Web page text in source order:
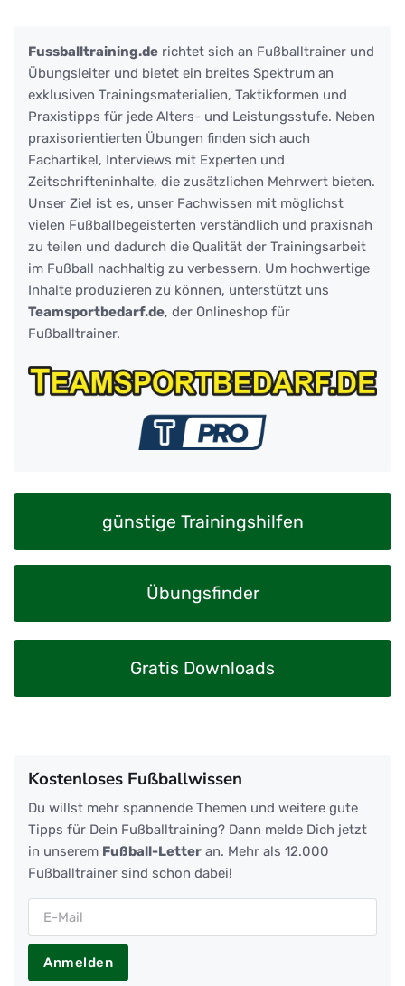
Fussballtraining.de richtet sich an Fußballtrainer und
Übungsleiter und bietet ein breites Spektrum an
exklusiven Trainingsmaterialien, Taktikformen und
Praxistipps für jede Alters- und Leistungsstufe. Neben
praxisorientierten Übungen finden sich auch
Fachartikel, Interviews mit Experten und
Zeitschrifteninhalte, die zusätzlichen Mehrwert bieten.
Unser Ziel ist es, unser Fachwissen mit möglichst
vielen Fußballbegeisterten verständlich und praxisnah
zu teilen und dadurch die Qualität der Trainingsarbeit
im Fußball nachhaltig zu verbessern. Um hochwertige
Inhalte produzieren zu können, unterstützt uns
Teamsportbedarf.de, der Onlineshop für
Fußballtrainer.
günstige Trainingshilfen
Übungsfinder
Gratis Downloads
Kostenloses Fußballwissen
Du willst mehr spannende Themen und weitere gute
Tipps für Dein Fußballtraining? Dann melde Dich jetzt
in unserem Fußball-Letter an. Mehr als 12.000
Fußballtrainer sind schon dabei!
Anmelden